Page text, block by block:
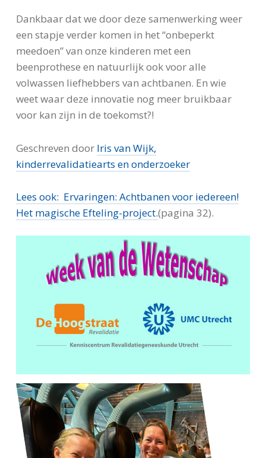
Dankbaar dat we door deze samenwerking weer
een stapje verder komen in het “onbeperkt
meedoen” van onze kinderen met een
beenprothese en natuurlijk ook voor alle
volwassen liefhebbers van achtbanen. En wie
weet waar deze innovatie nog meer bruikbaar
voor kan zijn in de toekomst?!
Geschreven door Iris van Wijk,
kinderrevalidatiearts en onderzoeker
Lees ook: Ervaringen: Achtbanen voor iedereen!
Het magische Efteling-project.(pagina 32).